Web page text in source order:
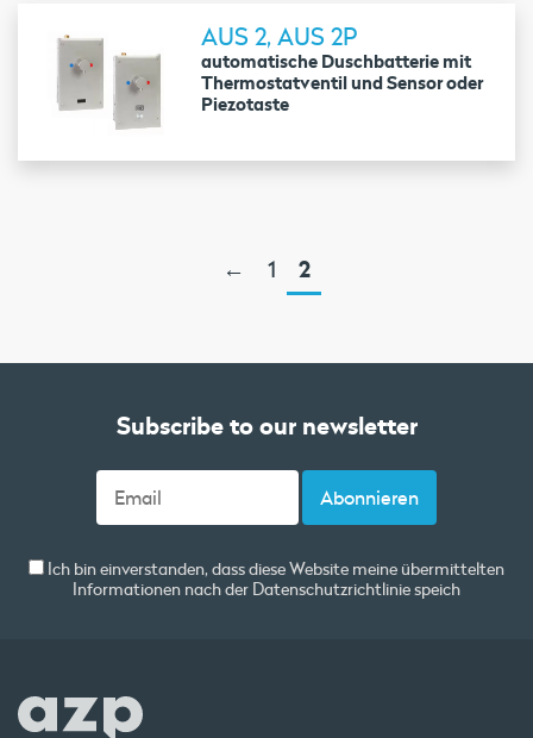
AUS 2, AUS 2P
automatische Duschbatterie mit
Thermostatventil und Sensor oder
Piezotaste
← 1 2
Subscribe to our newsletter
Ich bin einverstanden, dass diese Website meine übermittelten
Informationen nach der Datenschutzrichtliniespeich